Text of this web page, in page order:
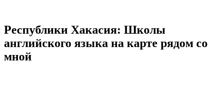
Республики Хакасия: Школы
английского языка на карте рядом со
мной